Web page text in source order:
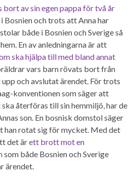
bort av sin egen pappa för två år
Bosnien och trots att Anna har
både i Bosnien och Sverige så
En av anledningarna är att
ska hjälpa till med bland annat
vars barn rövats bort från
och avslutat ärendet. För trots
konventionen som säger att
återföras till sin hemmiljö, har de
son. En bosnisk domstol säger
han rotat sig för mycket. Med det
det ärett brott mot en
som både Bosnien och Sverige
ärendet.